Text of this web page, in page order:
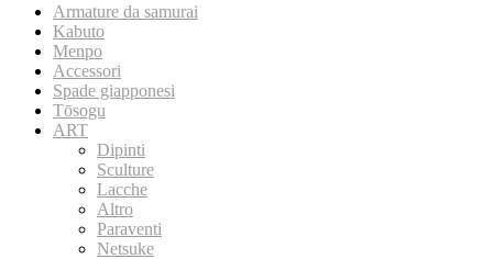
Armature da samurai
Kabuto
Menpo
Accessori
Spade giapponesi
Tōsogu
ART
Dipinti
Sculture
Lacche
Altro
Paraventi
Netsuke